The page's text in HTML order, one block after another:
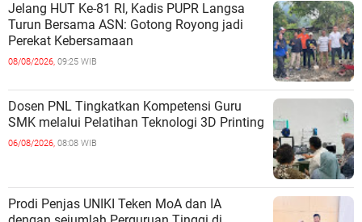
Jelang HUT Ke-81 RI, Kadis PUPR Langsa
Turun Bersama ASN: Gotong Royong jadi
Perekat Kebersamaan
08/08/2026, 09:25 WIB
Dosen PNL Tingkatkan Kompetensi Guru
SMK melalui Pelatihan Teknologi 3D Printing
06/08/2026, 08:08 WIB
Prodi Penjas UNIKI Teken MoA dan IA